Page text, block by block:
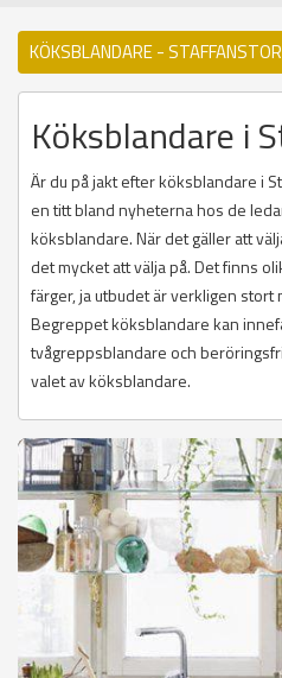
KÖKSBLANDARE -
Köksblandare i
Är du på jakt efter köksblandare i
en titt bland nyheterna hos de
köksblandare. När det gäller att
det mycket att välja på. Det finns
färger, ja utbudet är verkligen
Begreppet köksblandare kan
tvågreppsblandare och
valet av köksblandare.